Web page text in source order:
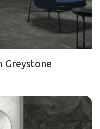
Greystone